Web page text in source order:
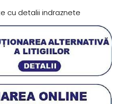
cu detalii indraznete